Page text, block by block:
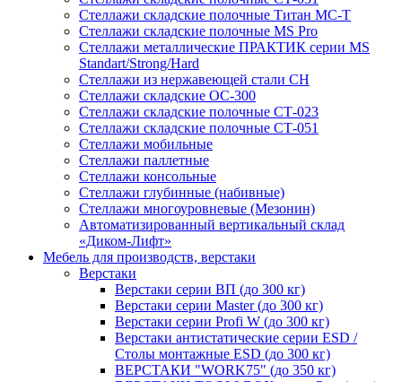
Стеллажи складские полочные Титан МС-Т
Стеллажи складские полочные MS Pro
Стеллажи металлические ПРАКТИК серии MS
Standart/Strong/Hard
Стеллажи из нержавеющей стали СН
Стеллажи складские ОС-300
Стеллажи складские полочные СТ-023
Стеллажи складские полочные СТ-051
Стеллажи мобильные
Стеллажи паллетные
Стеллажи консольные
Стеллажи глубинные (набивные)
Стеллажи многоуровневые (Мезонин)
Автоматизированный вертикальный склад
«Диком-Лифт»
Мебель для производств, верстаки
Верстаки
Верстаки серии ВП (до 300 кг)
Верстаки серии Master (до 300 кг)
Верстаки серии Profi W (до 300 кг)
Верстаки антистатические серии ESD /
Столы монтажные ESD (до 300 кг)
ВЕРСТАКИ "WORK75" (до 350 кг)